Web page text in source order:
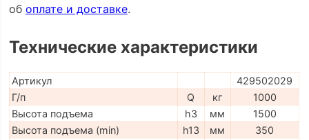
об оплате и доставке.
Технические характеристики
Артикул
429502029
Г/п
Q кг
1000
Высота подъема
h3 мм
1500
Высота подъема (min)
h13 мм
350